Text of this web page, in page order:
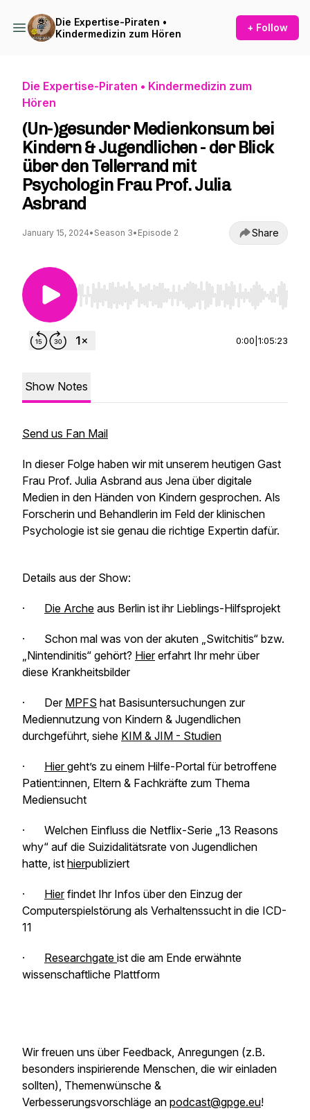
Die Expertise-Piraten •
Kindermedizin zum Hören
+ Follow
Die Expertise-Piraten • Kindermedizin zum
Hören
(Un-)gesunder Medienkonsum bei
Kindern & Jugendlichen - der Blick
über den Tellerrand mit
Psychologin Frau Prof. Julia
Asbrand
January 15, 2024• Season 3• Episode 2 Share
Use Left/Right to seek, Home/End to jump to
0:00 1:05:23
Show Notes
Send us Fan Mail
In dieser Folge haben wir mit unserem heutigen Gast
Frau Prof. Julia Asbrand aus Jena über digitale
Medien in den Händen von Kindern gesprochen. Als
Forscherin und Behandlerin im Feld der klinischen
Psychologie ist sie genau die richtige Expertin dafür.
Details aus der Show:
· Die Arche aus Berlin ist ihr Lieblings-Hilfsprojekt
· Schon mal was von der akuten „Switchitis“ bzw.
„Nintendinitis“ gehört? Hiererfahrt Ihr mehr über
diese Krankheitsbilder
· Der MPFS hat Basisuntersuchungen zur
Mediennutzung von Kindern & Jugendlichen
durchgeführt, siehe KIM & JIM - Studien
· Hiergeht’s zu einem Hilfe-Portal für betroffene
Patient:innen, Eltern & Fachkräfte zum Thema
Mediensucht
· Welchen Einfluss die Netflix-Serie „13 Reasons
why“ auf die Suizidalitätsrate von Jugendlichen
hatte, ist hierpubliziert
· Hierfindet Ihr Infos über den Einzug der
Computerspielstörung als Verhaltenssucht in die ICD-
11
· Researchgate ist die am Ende erwähnte
wissenschaftliche Plattform
Wir freuen uns über Feedback, Anregungen (z.B.
besonders inspirierende Menschen, die wir einladen
sollten), Themenwünsche &
Verbesserungsvorschläge an podcast@gpge.eu!